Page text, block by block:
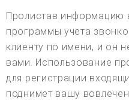
Пролистав
программы учета
клиенту по имени, и он
вами. Использование
для регистрации
поднимет вашу